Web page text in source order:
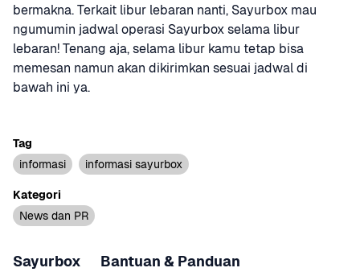
bermakna. Terkait libur lebaran nanti, Sayurbox mau
ngumumin jadwal operasi Sayurbox selama libur
lebaran! Tenang aja, selama libur kamu tetap bisa
memesan namun akan dikirimkan sesuai jadwal di
bawah ini ya.
Tag
informasi
informasi sayurbox
Kategori
News dan PR
Sayurbox Bantuan & Panduan